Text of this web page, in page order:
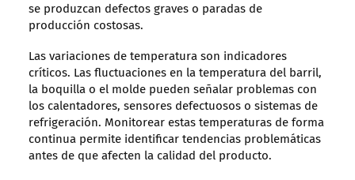
se produzcan defectos graves o paradas de
producción costosas.
Las variaciones de temperatura son indicadores
críticos. Las fluctuaciones en la temperatura del barril,
la boquilla o el molde pueden señalar problemas con
los calentadores, sensores defectuosos o sistemas de
refrigeración. Monitorear estas temperaturas de forma
continua permite identificar tendencias problemáticas
antes de que afecten la calidad del producto.